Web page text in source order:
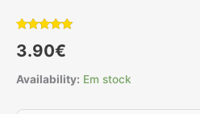
com5.00
em 5 com
classificação
3.90€
Availability: Em stock